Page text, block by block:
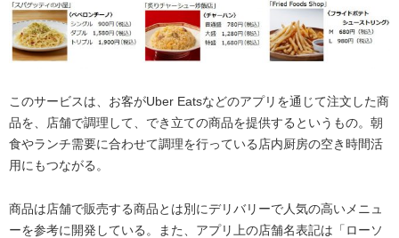
このサービスは、お客がUber Eatsなどのアプリを通じて注文した商
品を、店舗で調理して、でき立ての商品を提供するというもの。朝
食やランチ需要に合わせて調理を行っている店内厨房の空き時間活
用にもつながる。
商品は店舗で販売する商品とは別にデリバリーで人気の高いメニュ
ーを参考に開発している。また、アプリ上の店舗名表記は「ローソ